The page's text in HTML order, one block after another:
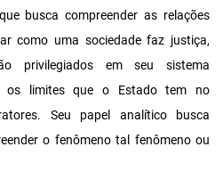
busca compreender as relações
como uma sociedade faz justiça,
privilegiados em seu sistema
os limites que o Estado tem no
Seu papel analítico busca
o fenômeno tal fenômeno ou